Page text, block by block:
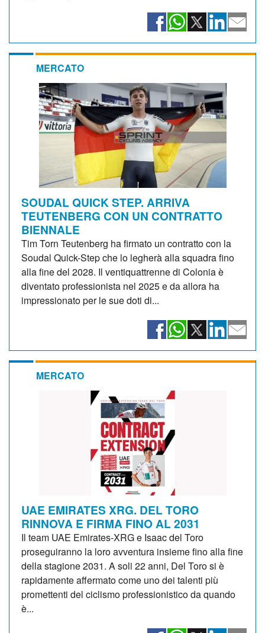
MERCATO
SOUDAL QUICK STEP. ARRIVA
TEUTENBERG CON UN CONTRATTO
BIENNALE
Tim Torn Teutenberg ha firmato un contratto con la
Soudal Quick-Step che lo legherà alla squadra fino
alla fine del 2028. Il ventiquattrenne di Colonia è
diventato professionista nel 2025 e da allora ha
impressionato per le sue doti di...
MERCATO
UAE EMIRATES XRG. DEL TORO
RINNOVA E FIRMA FINO AL 2031
Il team UAE Emirates-XRG e Isaac del Toro
proseguiranno la loro avventura insieme fino alla fine
della stagione 2031. A soli 22 anni, Del Toro si è
rapidamente affermato come uno dei talenti più
promettenti del ciclismo professionistico da quando
è...